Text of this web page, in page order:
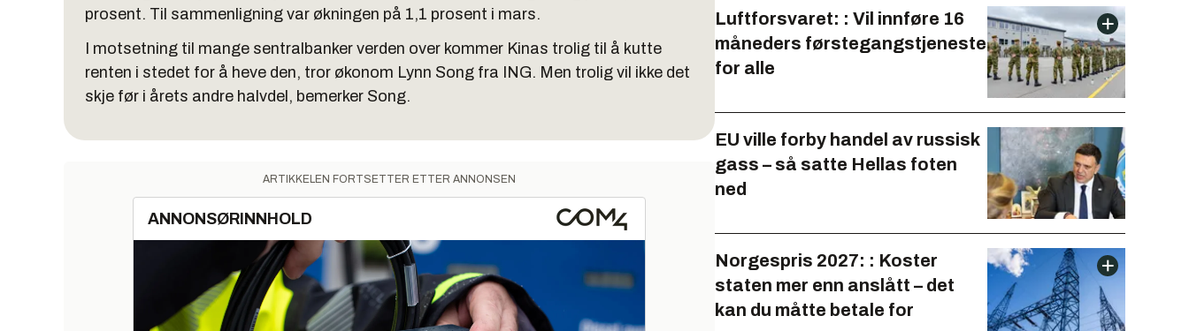
prosent. Til sammenligning var økningen på 1,1 prosent i mars.
I motsetning til mange sentralbanker verden over kommer Kinas trolig til å kutte
renten i stedet for å heve den, tror økonom Lynn Song fra ING. Men trolig vil ikke det
skje før i årets andre halvdel, bemerker Song.
ARTIKKELEN FORTSETTER ETTER ANNONSEN
ANNONSØRINNHOLD
Luftforsvaret: : Vil innføre 16
måneders førstegangstjeneste
for alle
EU ville forby handel av russisk
gass – så satte Hellas foten
ned
Norgespris 2027: : Koster
staten mer enn anslått – det
kan du måtte betale for